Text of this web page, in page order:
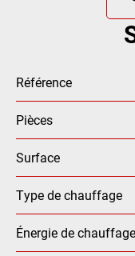
Référence
Pièces
Surface
Type de chauffage
Énergie de chauffage